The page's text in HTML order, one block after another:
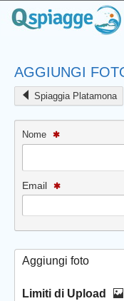
AGGIUNGI
Spiaggia Platamona
Nome
Email
Aggiungi foto
Limiti di Upload